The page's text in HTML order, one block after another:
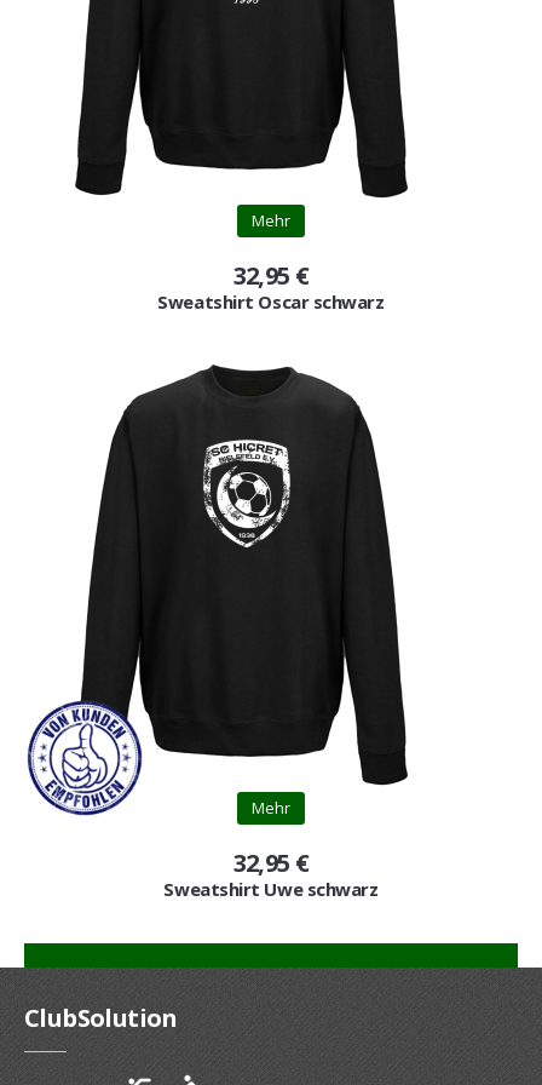
Mehr
32,95 €
Sweatshirt Oscar schwarz
Mehr
32,95 €
Sweatshirt Uwe schwarz
ClubSolution